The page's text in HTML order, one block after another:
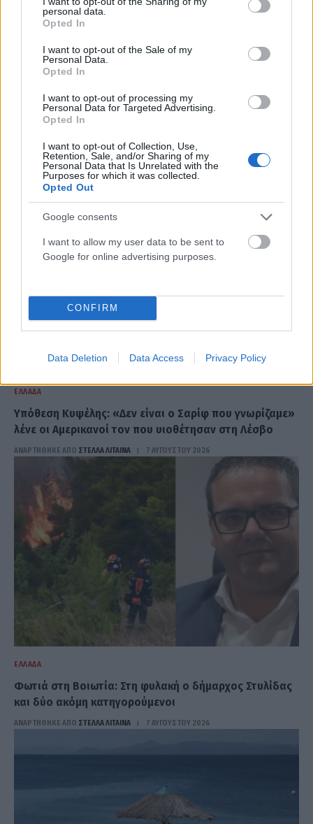
grant or deny consent to Google and its third-party tags to
use your data for below specified purposes in below Google
consent section.
personal data.
Opted In
I want to opt-out of the Sale of my
Personal Data.
Opted In
I want to opt-out of processing my
Personal Data for Targeted Advertising.
Opted In
I want to opt-out of Collection, Use,
Retention, Sale, and/or Sharing of my
Personal Data that Is Unrelated with the
Purposes for which it was collected.
Opted Out
Google consents
I want to allow my user data to be sent to
Google for online advertising purposes.
CONFIRM
Data Deletion Data Access Privacy Policy
Υπόθεση Marfin: Στον εισαγγελέα σήμερα η 46χρονη
κατηγορούμενη, η πρώτη νύχτα στη ΓΑΔΑ (VIDEO)
ΑΝΑΡΤΗΘΗΚΕ ΑΠΟΣΤΈΛΛΑ ΛΊΤΑΙΝΑ 7 ΑΥΓΟΎΣΤΟΥ 2026
ΕΛΛΆΔΑ
Υπόθεση Κυψέλης: «Δεν είναι ο Σαρίφ που γνωρίζαμε»
λένε οι Αμερικανοί τον που υιοθέτησαν στη Λέσβο
ΑΝΑΡΤΗΘΗΚΕ ΑΠΟ ΣΤΈΛΛΑ ΛΊΤΑΙΝΑ 7 ΑΥΓΟΎΣΤΟΥ 2026
ΕΛΛΆΔΑ
Φωτιά στη Βοιωτία: Στη φυλακή ο δήμαρχος Στυλίδας
και δύο ακόμη κατηγορούμενοι
ΑΝΑΡΤΗΘΗΚΕ ΑΠΟ ΣΤΈΛΛΑ ΛΊΤΑΙΝΑ 7 ΑΥΓΟΎΣΤΟΥ 2026